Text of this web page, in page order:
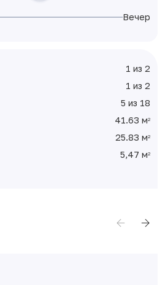
Вечер
1 из 2
1 из 2
5 из 18
41.63 м2
25.83 м2
5,47 м2